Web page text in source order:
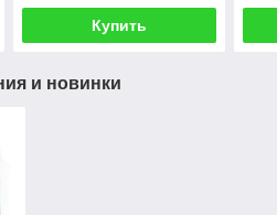
Купить
и новинки